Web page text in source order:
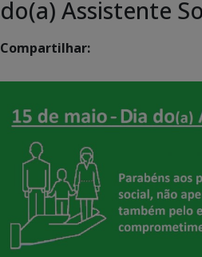
do(a) Assistente
Compartilhar: